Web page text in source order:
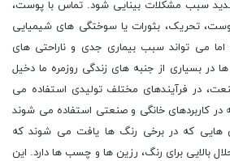
سبب مشکلات بینایی شود. تماس با پوست،
تحریک، بثورات یا سوختگی های شیمیایی
اما می تواند سبب بیماری جدی و ناراحتی های
در بسیاری از جنبه‌ های زندگی روزمره ما دخیل
در فرآیندهای مختلف تولیدی استفاده می
در کاربردهای خانگی و صنعتی استفاده می ‌شوند
هایی که در برخی رنگ‌ ها یافت می‌ شوند که
بالایی برای رنگ، رزین‌ ها و چسب‌ ها دارد. این